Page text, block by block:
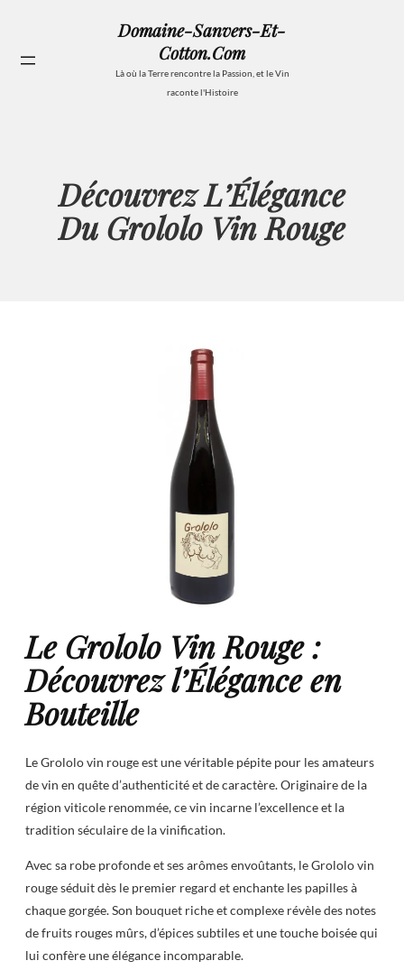
contenu
Domaine-Sanvers-Et-
Cotton.com
Là où la Terre rencontre la Passion, et le Vin
raconte l'Histoire
Découvrez L’Élégance
Du Grololo Vin Rouge
Le Grololo Vin Rouge :
Découvrez l’Élégance en
Bouteille
Le Grololo vin rouge est une véritable pépite pour les amateurs
de vin en quête d’authenticité et de caractère. Originaire de la
région viticole renommée, ce vin incarne l’excellence et la
tradition séculaire de la vinification.
Avec sa robe profonde et ses arômes envoûtants, le Grololo vin
rouge séduit dès le premier regard et enchante les papilles à
chaque gorgée. Son bouquet riche et complexe révèle des notes
de fruits rouges mûrs, d’épices subtiles et une touche boisée qui
lui confère une élégance incomparable.